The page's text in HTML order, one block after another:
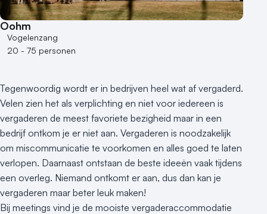
Oohm
Vogelenzang
20 - 75 personen
Tegenwoordig wordt er in bedrijven heel wat af vergaderd.
Velen zien het als verplichting en niet voor iedereen is
vergaderen de meest favoriete bezigheid maar in een
bedrijf ontkom je er niet aan. Vergaderen is noodzakelijk
om miscommunicatie te voorkomen en alles goed te laten
verlopen. Daarnaast ontstaan de beste ideeën vaak tijdens
een overleg. Niemand ontkomt er aan, dus dan kan je
vergaderen maar beter leuk maken!
Bij meetings vind je de mooiste vergaderaccommodatie